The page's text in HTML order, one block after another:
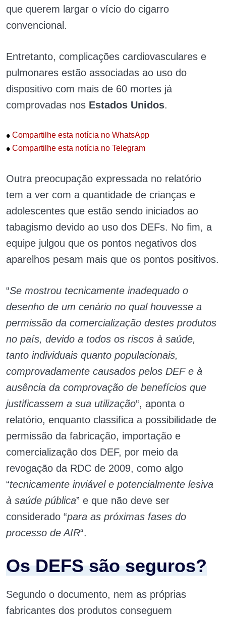
que querem largar o vício do cigarro
convencional.
Entretanto, complicações cardiovasculares e
pulmonares estão associadas ao uso do
dispositivo com mais de 60 mortes já
comprovadas nos Estados Unidos.
• Compartilhe esta notícia no WhatsApp
• Compartilhe esta notícia no Telegram
Outra preocupação expressada no relatório
tem a ver com a quantidade de crianças e
adolescentes que estão sendo iniciados ao
tabagismo devido ao uso dos DEFs. No fim, a
equipe julgou que os pontos negativos dos
aparelhos pesam mais que os pontos positivos.
“Se mostrou tecnicamente inadequado o
desenho de um cenário no qual houvesse a
permissão da comercialização destes produtos
no país, devido a todos os riscos à saúde,
tanto individuais quanto populacionais,
comprovadamente causados pelos DEF e à
ausência da comprovação de benefícios que
justificassem a sua utilização“, aponta o
relatório, enquanto classifica a possibilidade de
permissão da fabricação, importação e
comercialização dos DEF, por meio da
revogação da RDC de 2009, como algo
“tecnicamente inviável e potencialmente lesiva
à saúde pública” e que não deve ser
considerado “para as próximas fases do
processo de AIR“.
Os DEFS são seguros?
Segundo o documento, nem as próprias
fabricantes dos produtos conseguem